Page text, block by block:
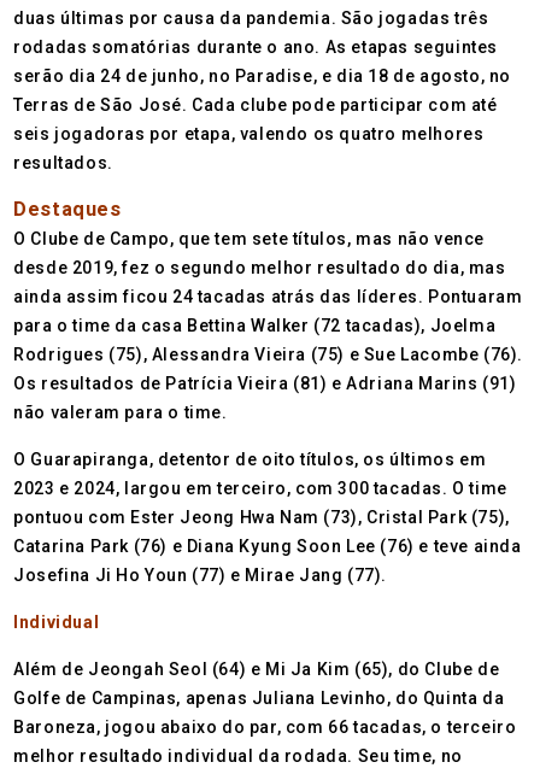
duas últimas por causa da pandemia. São jogadas três
rodadas somatórias durante o ano. As etapas seguintes
serão dia 24 de junho, no Paradise, e dia 18 de agosto, no
Terras de São José. Cada clube pode participar com até
seis jogadoras por etapa, valendo os quatro melhores
resultados.
Destaques
O Clube de Campo, que tem sete títulos, mas não vence
desde 2019, fez o segundo melhor resultado do dia, mas
ainda assim ficou 24 tacadas atrás das líderes. Pontuaram
para o time da casa Bettina Walker (72 tacadas), Joelma
Rodrigues (75), Alessandra Vieira (75) e Sue Lacombe (76).
Os resultados de Patrícia Vieira (81) e Adriana Marins (91)
não valeram para o time.
O Guarapiranga, detentor de oito títulos, os últimos em
2023 e 2024, largou em terceiro, com 300 tacadas. O time
pontuou com Ester Jeong Hwa Nam (73), Cristal Park (75),
Catarina Park (76) e Diana Kyung Soon Lee (76) e teve ainda
Josefina Ji Ho Youn (77) e Mirae Jang (77).
Individual
Além de Jeongah Seol (64) e Mi Ja Kim (65), do Clube de
Golfe de Campinas, apenas Juliana Levinho, do Quinta da
Baroneza, jogou abaixo do par, com 66 tacadas, o terceiro
melhor resultado individual da rodada. Seu time, no